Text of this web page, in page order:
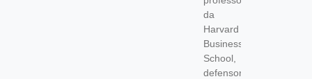
da
Harvard
Business
School,
defensor